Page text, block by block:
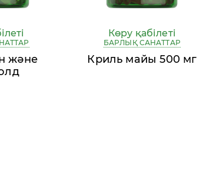
және
Көру қабілеті
БАРЛЫҚ САНАТТАР
Криль майы 500 мг